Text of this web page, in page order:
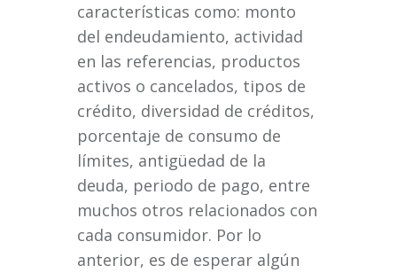
características como: monto
del endeudamiento, actividad
en las referencias, productos
activos o cancelados, tipos de
crédito, diversidad de créditos,
porcentaje de consumo de
límites, antigüedad de la
deuda, periodo de pago, entre
muchos otros relacionados con
cada consumidor. Por lo
anterior, es de esperar algún